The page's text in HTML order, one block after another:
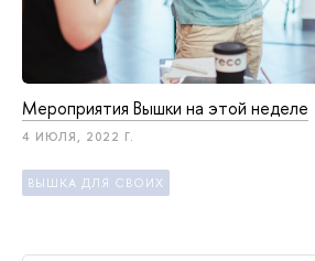
Мероприятия Вышки на этой неделе
4 ИЮЛЯ, 2022 Г.
ВЫШКА ДЛЯ СВОИХ